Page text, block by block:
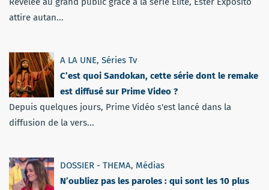
attire autan...
A LA UNE, Séries Tv
C’est quoi Sandokan, cette série dont le remake
est diffusé sur Prime Video ?
Depuis quelques jours, Prime Vidéo s'est lancé dans la
diffusion de la vers...
DOSSIER - THEMA, Médias
N’oubliez pas les paroles : qui sont les 10 plus